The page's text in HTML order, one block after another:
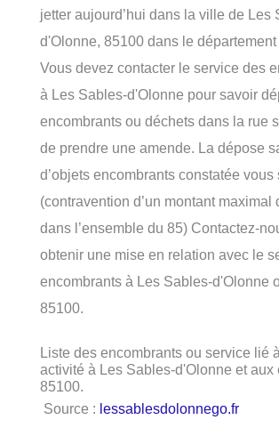
jetter aujourd’hui dans la ville de Les
d'Olonne, 85100 dans le département
Vous devez contacter le service des
à Les Sables-d'Olonne pour savoir
encombrants ou déchets dans la rue
de prendre une amende. La dépose
d’objets encombrants constatée vous
(contravention d’un montant maximal
dans l’ensemble du 85) Contactez-
obtenir une mise en relation avec le
encombrants à Les Sables-d'Olonne
85100.
Liste des encombrants ou service lié
activité à Les Sables-d'Olonne et aux
85100.
Source : lessablesdolonnego.fr